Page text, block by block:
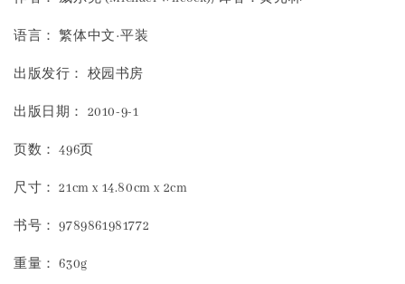
语言： 繁体中文·平装
出版发行： 校园书房
出版日期： 2010-9-1
页数： 496页
尺寸： 21cm x 14.80cm x 2cm
书号： 9789861981772
重量： 630g